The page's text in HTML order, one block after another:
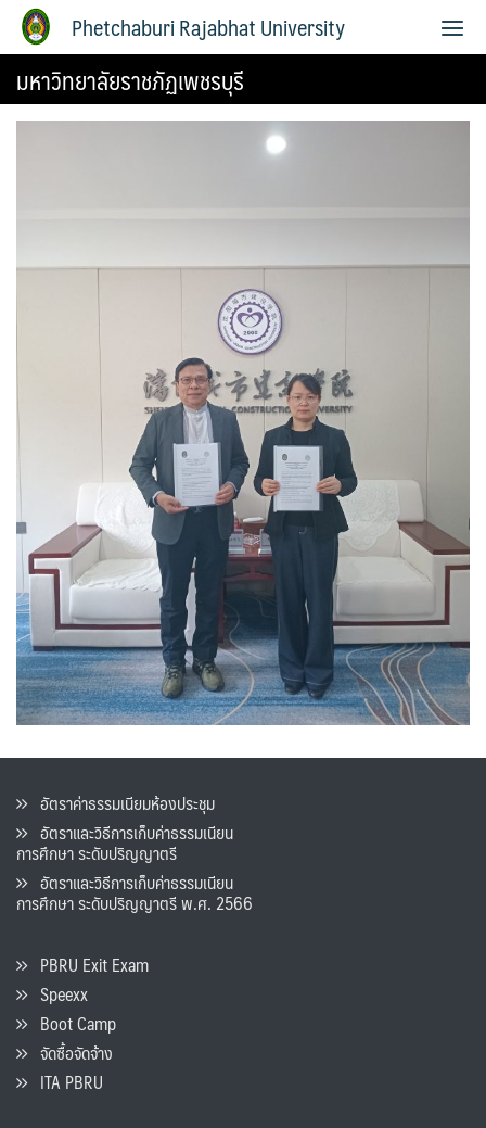
Phetchaburi Rajabhat University
มหาวิทยาลัยราชภัฏเพชรบุรี
อัตราค่าธรรมเนียมห้องประชุม
อัตราและวิธีการเก็บค่าธรรมเนียน
การศึกษา ระดับปริญญาตรี
อัตราและวิธีการเก็บค่าธรรมเนียน
การศึกษา ระดับปริญญาตรี พ.ศ. 2566
PBRU Exit Exam
Speexx
Boot Camp
จัดซื้อจัดจ้าง
ITA PBRU